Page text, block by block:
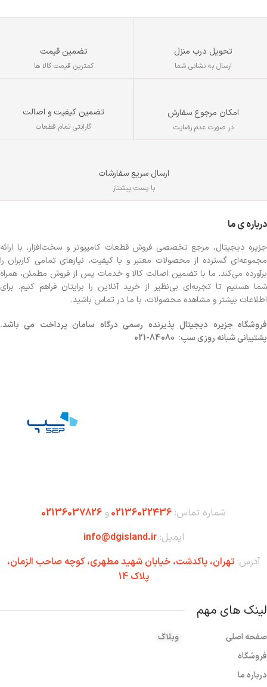
تحویل درب منزل
ارسال به نشانی شما
تضمین قیمت
کمترین قیمت کالا ها
امکان مرجوع سفارش
در صورت عدم رضایت
تضمین کیفیت و اصالت
گارانتی تمام قطعات
ارسال سریع سفارشات
با پست پیشتاز
درباره ی ما
جزیره دیجیتال، مرجع تخصصی فروش قطعات کامپیوتر و سخت‌افزار، با ارائه
مجموعه‌ای گسترده از محصولات معتبر و با کیفیت، نیازهای تمامی کاربران را
برآورده می‌کند. ما با تضمین اصالت کالا و خدمات پس از فروش مطمئن، همراه
شما هستیم تا تجربه‌ای بی‌نظیر از خرید آنلاین را برایتان فراهم کنیم. برای
اطلاعات بیشتر و مشاهده محصولات، با ما در تماس باشید.
فروشگاهجزیره دیجیتال پذیرنده رسمی درگاه سامان پرداخت می باشد.
پشتیبانی شبانه روزی سپ: 84080-021
شماره تماس: 02136022436و 02136037826
ایمیل:info@dgisland.ir
آدرس:تهران،‌ پاکدشت، خیابان شهید مطهری، کوچه صاحب الزمان،
پلاک 14
لینک های مهم
صفحه اصلی
فروشگاه
درباره ما
وبلاگ